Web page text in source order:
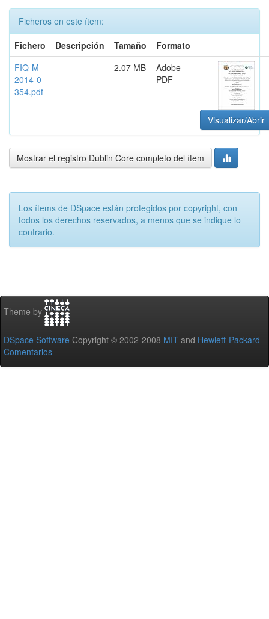
Ficheros en este ítem:
Fichero
Descripción Tamaño
Formato
FIQ-M-
2014-0
354.pdf
2.07 MB
Adobe
PDF
Visualizar/Abrir
Mostrar el registro Dublin Core completo del ítem
Los ítems de DSpace están protegidos por copyright, con
todos los derechos reservados, a menos que se indique lo
contrario.
Theme by
DSpace Software Copyright © 2002-2008 MIT and Hewlett-Packard -
Comentarios